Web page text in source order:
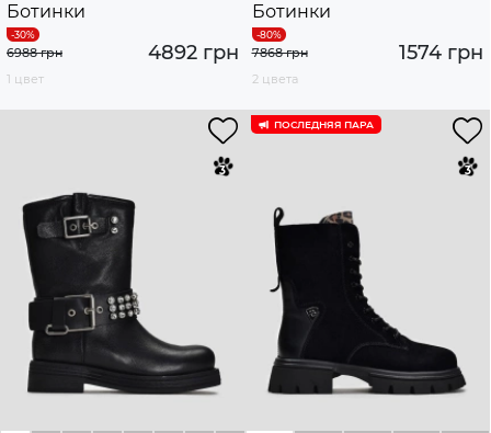
Ботинки
4892 грн
6988 грн
1 цвет
Ботинки
1574 грн
7868 грн
2 цвета
ПОСЛЕДНЯЯ ПАРА